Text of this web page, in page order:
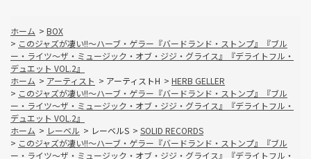
ホーム > BOX
> このジャズが凄い!!～ハーブ・ゲラー『バードランド・ストンプ』『ブル
ー・ライツ～ザ・ミュージック・オブ・ジジ・グライス』『デライトフル・
デュエット VOL.2』
ホーム > アーティスト > アーティストH > HERB GELLER
> このジャズが凄い!!～ハーブ・ゲラー『バードランド・ストンプ』『ブル
ー・ライツ～ザ・ミュージック・オブ・ジジ・グライス』『デライトフル・
デュエット VOL.2』
ホーム > レーベル > レーベルS > SOLID RECORDS
> このジャズが凄い!!～ハーブ・ゲラー『バードランド・ストンプ』『ブル
ー・ライツ～ザ・ミュージック・オブ・ジジ・グライス』『デライトフル・